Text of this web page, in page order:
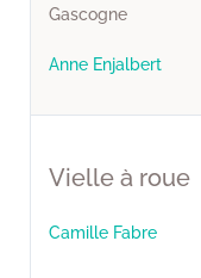
Gascogne
Anne Enjalbert
Vielle à roue
Camille Fabre